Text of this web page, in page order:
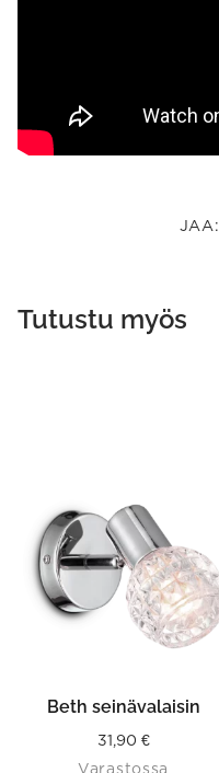
JAA:
Tutustu myös
Beth seinävalaisin
31,90 €
Varastossa